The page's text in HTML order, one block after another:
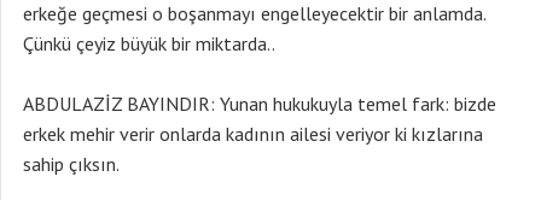
erkeğe geçmesi o boşanmayı engelleyecektir bir anlamda.
Çünkü çeyiz büyük bir miktarda..
ABDULAZİZ BAYINDIR: Yunan hukukuyla temel fark: bizde
erkek mehir verir onlarda kadının ailesi veriyor ki kızlarına
sahip çıksın.